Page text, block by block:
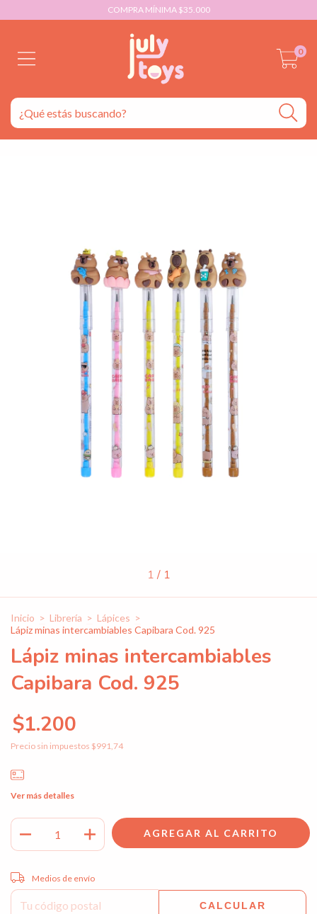
COMPRA MÍNIMA $35.000
0
1 / 1
Inicio > Librería > Lápices >
Lápiz minas intercambiables Capibara Cod. 925
Lápiz minas intercambiables
Capibara Cod. 925
$1.200
Precio sin impuestos $991,74
Ver más detalles
Entregas para el CP:
Medios de envío
CALCULAR